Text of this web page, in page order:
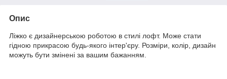
Опис
Ліжко є дизайнерською роботою в стилі лофт. Може стати
гідною прикрасою будь-якого інтер'єру. Розміри, колір, дизайн
можуть бути змінені за вашим бажанням.